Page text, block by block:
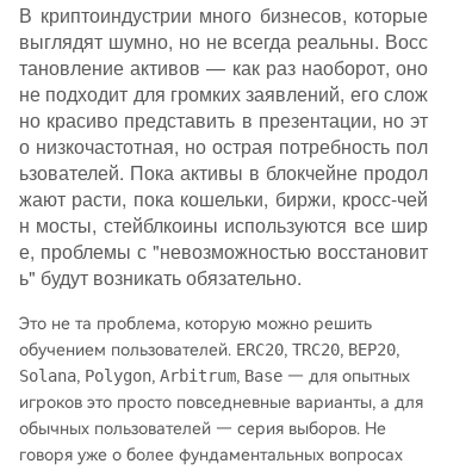
В криптоиндустрии много бизнесов, которые
выглядят шумно, но не всегда реальны. Восс
тановление активов — как раз наоборот, оно
не подходит для громких заявлений, его слож
но красиво представить в презентации, но эт
о низкочастотная, но острая потребность пол
ьзователей. Пока активы в блокчейне продол
жают расти, пока кошельки, биржи, кросс-чей
н мосты, стейблкоины используются все шир
е, проблемы с "невозможностью восстановит
ь" будут возникать обязательно.
Это не та проблема, которую можно решить
обучением пользователей. ERC20, TRC20, BEP20,
Solana, Polygon, Arbitrum, Base — для опытных
игроков это просто повседневные варианты, а для
обычных пользователей — серия выборов. Не
говоря уже о более фундаментальных вопросах